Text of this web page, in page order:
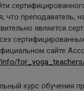
что преподаватель,
является
сайте
курс обучения